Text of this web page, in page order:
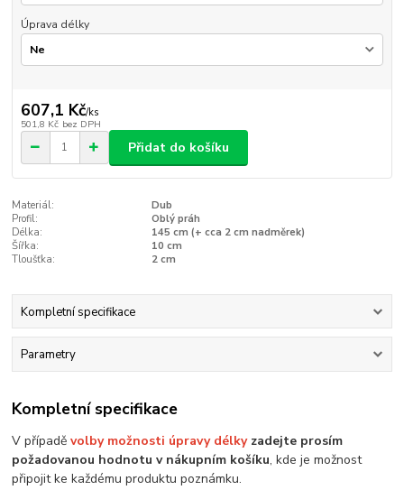
Úprava délky
607,1 Kč/ks
501,8 Kč bez DPH
Přidat do košíku
Materiál:
Dub
Profil:
Oblý práh
Délka:
145 cm (+ cca 2 cm nadměrek)
Šířka:
10 cm
Tloušťka:
2 cm
Kompletní specifikace
Parametry
Kompletní specifikace
V případěvolby možnosti úpravy délkyzadejte prosím
požadovanou hodnotu v nákupním košíku, kde je možnost
připojit ke každému produktu poznámku.